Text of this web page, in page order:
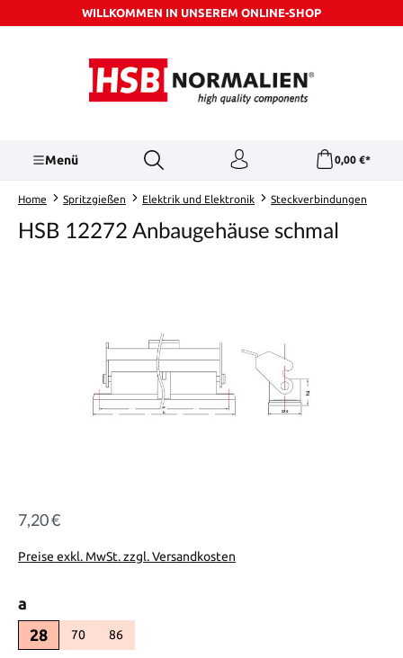
Zum Hauptinhalt springenWILLKOMMEN IN UNSEREM ONLINE-SHOP
Menü 0,00 €*
Home Spritzgießen Elektrik und Elektronik Steckverbindungen
HSB 12272 Anbaugehäuse schmal
Regulärer Preis:
7,20 €
Preise exkl. MwSt. zzgl. Versandkosten
a
28
70(Diese Option ist zurzeit nicht verfügbar.)
86(Diese Option ist zurzeit nicht verfügbar.)